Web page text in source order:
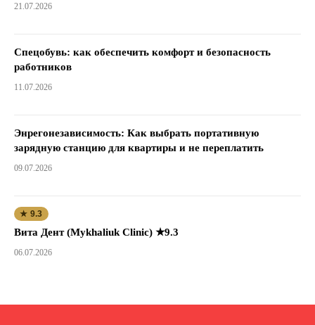
21.07.2026
Спецобувь: как обеспечить комфорт и безопасность
работников
11.07.2026
Энрегонезависимость: Как выбрать портативную
зарядную станцию для квартиры и не переплатить
09.07.2026
★ 9.3
Вита Дент (Mykhaliuk Clinic) ★9.3
06.07.2026